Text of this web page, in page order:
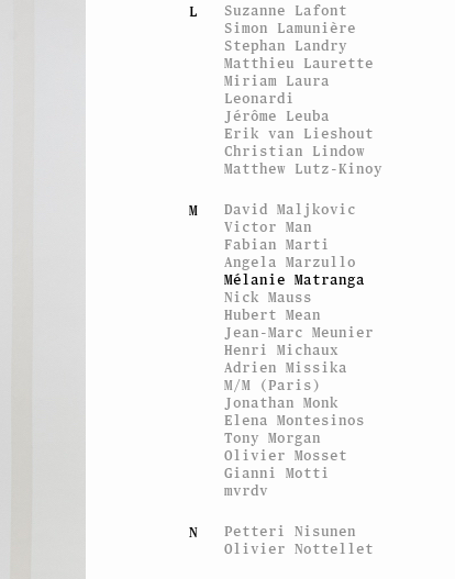
L
Suzanne Lafont
Simon Lamunière
Stephan Landry
Matthieu Laurette
Miriam Laura
Leonardi
Jérôme Leuba
Erik van Lieshout
Christian Lindow
Matthew Lutz-Kinoy
M
David Maljkovic
Victor Man
Fabian Marti
Angela Marzullo
Mélanie Matranga
Nick Mauss
Hubert Mean
Jean-Marc Meunier
Henri Michaux
Adrien Missika
M/M (Paris)
Jonathan Monk
Elena Montesinos
Tony Morgan
Olivier Mosset
Gianni Motti
mvrdv
N
Petteri Nisunen
Olivier Nottellet